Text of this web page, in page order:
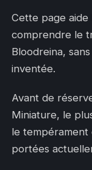
Cette page aide
comprendre le
Bloodreina,
inventée.
Avant de
Miniature, le
le
portées